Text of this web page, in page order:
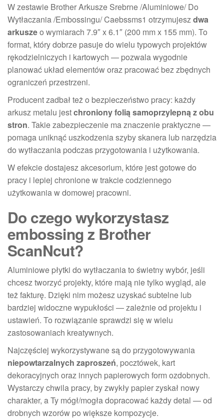
W zestawie Brother Arkusze Srebrne /Aluminiowe/ Do
Wytłaczania /Embossingu/ Caebssms1 otrzymujeszdwa
arkuszeo wymiarach 7.9″ x 6.1″ (200 mm x 155 mm). To
format, który dobrze pasuje do wielu typowych projektów
rękodzielniczych i kartowych — pozwala wygodnie
planować układ elementów oraz pracować bez zbędnych
ograniczeń przestrzeni.
Producent zadbał też o bezpieczeństwo pracy: każdy
arkusz metalu jestchroniony folią samoprzylepną z obu
stron. Takie zabezpieczenie ma znaczenie praktyczne —
pomaga uniknąć uszkodzenia szyby skanera lub narzędzia
do wytłaczania podczas przygotowania i użytkowania.
W efekcie dostajesz akcesorium, które jest gotowe do
pracy i lepiej chronione w trakcie codziennego
użytkowania w domowej pracowni.
Do czego wykorzystasz
embossing z Brother
ScanNcut?
Aluminiowe płytki do wytłaczania to świetny wybór, jeśli
chcesz tworzyć projekty, które mają nie tylko wygląd, ale
też fakturę. Dzięki nim możesz uzyskać subtelne lub
bardziej widoczne wypukłości — zależnie od projektu i
ustawień. To rozwiązanie sprawdzi się w wielu
zastosowaniach kreatywnych.
Najczęściej wykorzystywane są do przygotowywania
niepowtarzalnych zaproszeń, pocztówek, kart
dekoracyjnych oraz innych papierowych form ozdobnych.
Wystarczy chwila pracy, by zwykły papier zyskał nowy
charakter, a Ty mógł/mogła dopracować każdy detal — od
drobnych wzorów po większe kompozycje.